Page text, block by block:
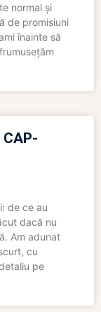
normal și
de promisiuni
înainte să
CAP-
de ce au
dacă nu
Am adunat
cu
pe